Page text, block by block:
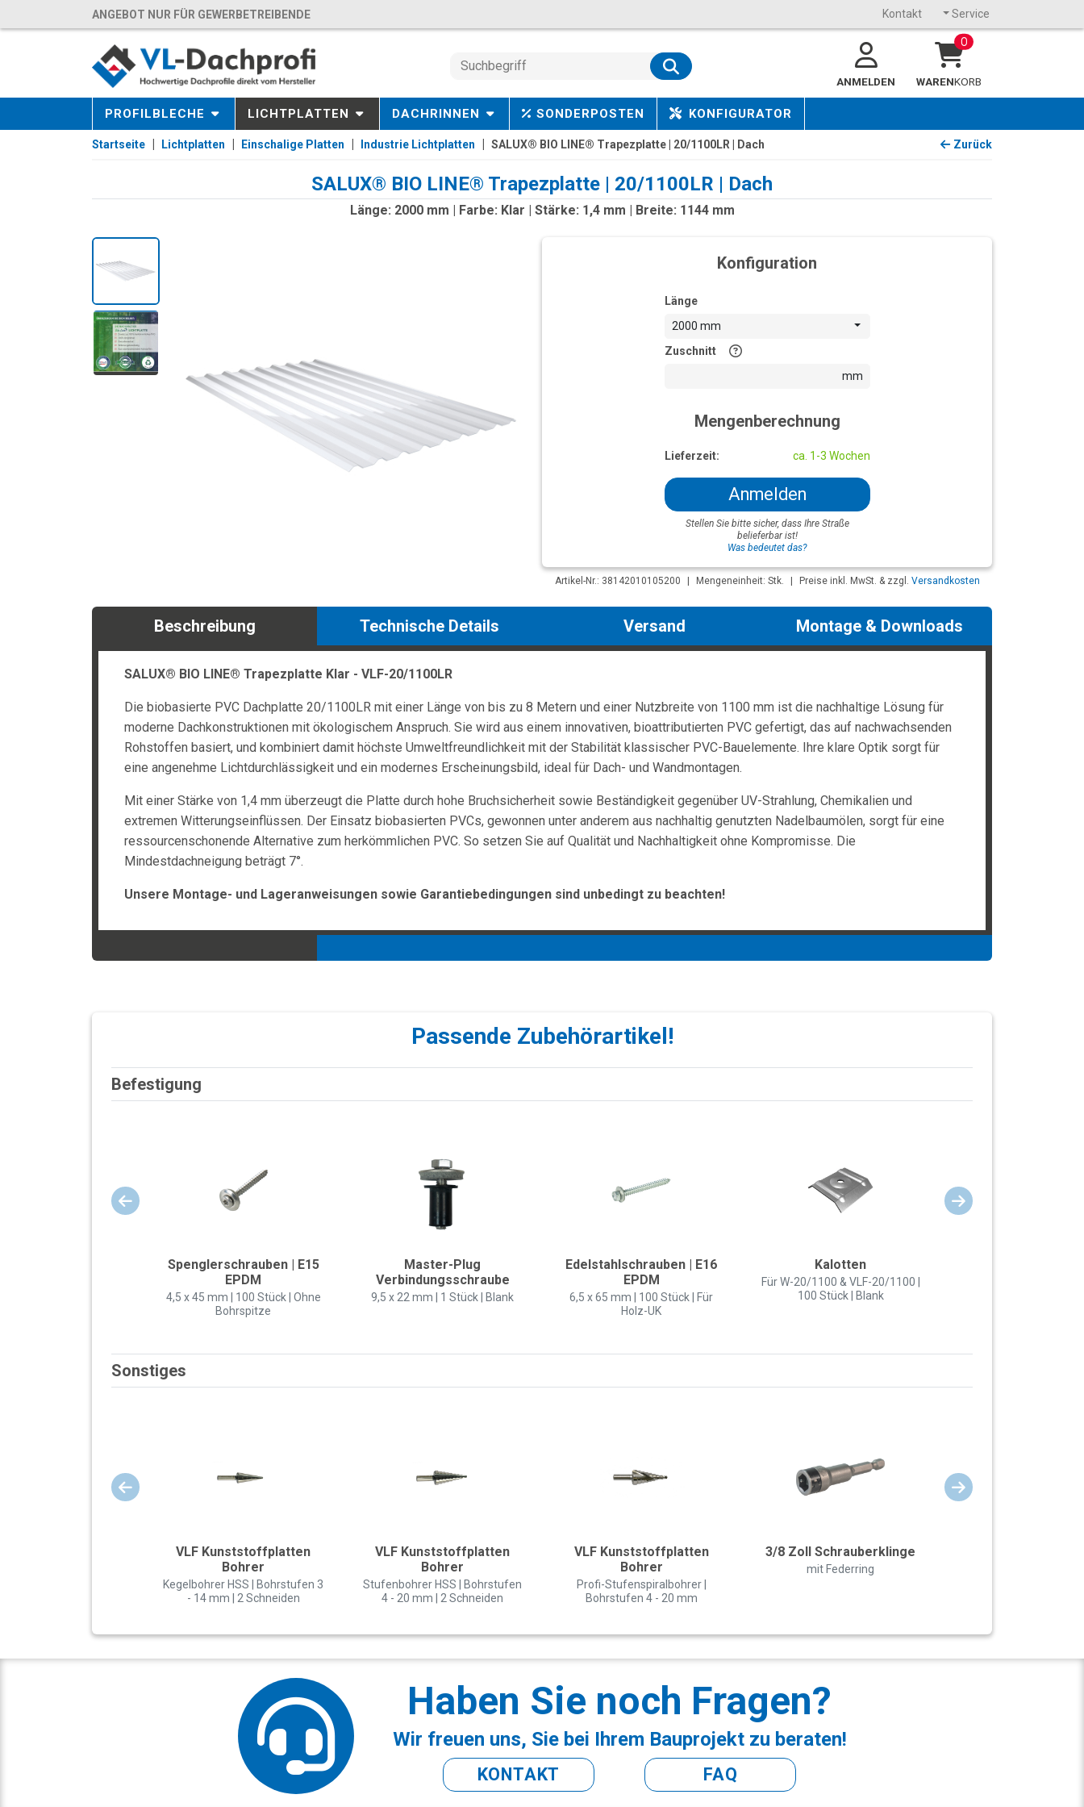
ANGEBOT NUR FÜR GEWERBETREIBENDE Kontakt Service
ANMELDEN
0
WARENKORB
PROFILBLECHE LICHTPLATTEN DACHRINNEN SONDERPOSTEN KONFIGURATOR
Startseite Lichtplatten Einschalige Platten Industrie Lichtplatten SALUX® BIO LINE® Trapezplatte | 20/1100LR | Dach Zurück
SALUX® BIO LINE® Trapezplatte | 20/1100LR | Dach
Länge: 2000 mm | Farbe: Klar | Stärke: 1,4 mm | Breite: 1144 mm
Konfiguration
Länge
2000 mm
Zuschnitt
mm
Mengenberechnung
Lieferzeit: ca. 1-3 Wochen
Anmelden
Stellen Sie bitte sicher, dass Ihre Straße
belieferbar ist!
Was bedeutet das?
Artikel-Nr.: 38142010105200 Mengeneinheit: Stk. Preise inkl. MwSt. & zzgl. Versandkosten
Beschreibung Technische Details Versand Montage & Downloads
SALUX® BIO LINE® Trapezplatte Klar - VLF-20/1100LR
Die biobasierte PVC Dachplatte 20/1100LR mit einer Länge von bis zu 8 Metern und einer Nutzbreite von 1100 mm ist die nachhaltige Lösung für
moderne Dachkonstruktionen mit ökologischem Anspruch. Sie wird aus einem innovativen, bioattributierten PVC gefertigt, das auf nachwachsenden
Rohstoffen basiert, und kombiniert damit höchste Umweltfreundlichkeit mit der Stabilität klassischer PVC-Bauelemente. Ihre klare Optik sorgt für
eine angenehme Lichtdurchlässigkeit und ein modernes Erscheinungsbild, ideal für Dach- und Wandmontagen.
Mit einer Stärke von 1,4 mm überzeugt die Platte durch hohe Bruchsicherheit sowie Beständigkeit gegenüber UV-Strahlung, Chemikalien und
extremen Witterungseinflüssen. Der Einsatz biobasierten PVCs, gewonnen unter anderem aus nachhaltig genutzten Nadelbaumölen, sorgt für eine
ressourcenschonende Alternative zum herkömmlichen PVC. So setzen Sie auf Qualität und Nachhaltigkeit ohne Kompromisse. Die
Mindestdachneigung beträgt 7°.
Unsere Montage- und Lageranweisungen sowie Garantiebedingungen sind unbedingt zu beachten!
Passende Zubehörartikel!
Befestigung
Spenglerschrauben | E15
EPDM
4,5 x 45 mm | 100 Stück | Ohne
Bohrspitze
Master-Plug
Verbindungsschraube
9,5 x 22 mm | 1 Stück | Blank
Edelstahlschrauben | E16
EPDM
6,5 x 65 mm | 100 Stück | Für
Holz-UK
Kalotten
Für W-20/1100 & VLF-20/1100 |
100 Stück | Blank
Sonstiges
VLF Kunststoffplatten
Bohrer
Kegelbohrer HSS | Bohrstufen 3
- 14 mm | 2 Schneiden
VLF Kunststoffplatten
Bohrer
Stufenbohrer HSS | Bohrstufen
4 - 20 mm | 2 Schneiden
VLF Kunststoffplatten
Bohrer
Profi-Stufenspiralbohrer |
Bohrstufen 4 - 20 mm
3/8 Zoll Schrauberklinge
mit Federring
Haben Sie noch Fragen?
Wir freuen uns, Sie bei Ihrem Bauprojekt zu beraten!
KONTAKT FAQ